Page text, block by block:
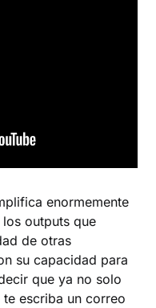
enormemente
outputs que
de otras
su capacidad para
que ya no solo
te escriba un correo